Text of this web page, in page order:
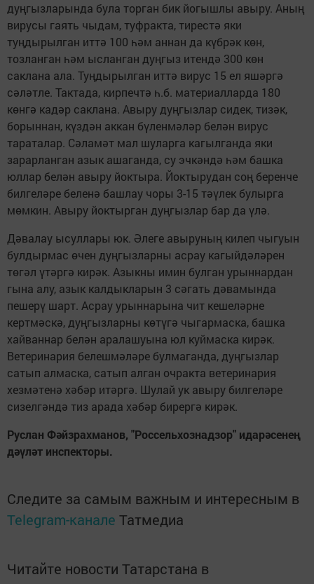
дуңгызларында була торган бик йогышлы авыру. Аның
вирусы гаять чыдам, туфракта, тирестә яки
туңдырылган иттә 100 һәм аннан да күбрәк көн,
тозланган һәм ысланган дуңгыз итендә 300 көн
саклана ала. Туңдырылган иттә вирус 15 ел яшәргә
сәләтле. Тактада, кирпечтә һ.б. материалларда 180
көнгә кадәр саклана. Авыру дуңгызлар сидек, тизәк,
борыннан, күздән аккан бүленмәләр белән вирус
тараталар. Сәламәт мал шуларга кагылганда яки
зарарланган азык ашаганда, су эчкәндә һәм башка
юллар белән авыру йоктыра. Йоктырудан соң беренче
билгеләре беленә башлау чоры 3-15 тәүлек булырга
мөмкин. Авыру йоктырган дуңгызлар бар да үлә.
Дәвалау ысуллары юк. Әлеге авыруның килеп чыгуын
булдырмас өчен дуңгызларны асрау кагыйдәләрен
төгәл үтәргә кирәк. Азыкны имин булган урыннардан
гына алу, азык калдыкларын 3 сәгать дәвамында
пешерү шарт. Асрау урыннарына чит кешеләрне
кертмәскә, дуңгызларны көтүгә чыгармаска, башка
хайваннар белән аралашуына юл куймаска кирәк.
Ветеринария белешмәләре булмаганда, дуңгызлар
сатып алмаска, сатып алган очракта ветеринария
хезмәтенә хәбәр итәргә. Шулай ук авыру билгеләре
сизелгәндә тиз арада хәбәр бирергә кирәк.
Руслан Фәйзрахманов, "Россельхознадзор" идарәсенең
дәүләт инспекторы.
Следите за самым важным и интересным в
Telegram-канале Татмедиа
Читайте новости Татарстана в